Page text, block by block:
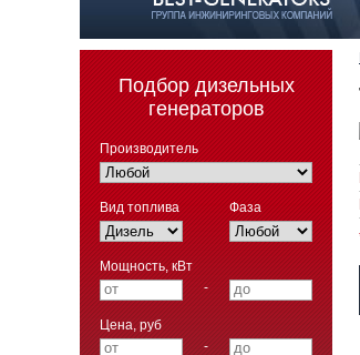
Подбор дизельных
генераторов
Производитель
Вид топлива Фаза
Мощность, кВт
-
Цена, руб
-